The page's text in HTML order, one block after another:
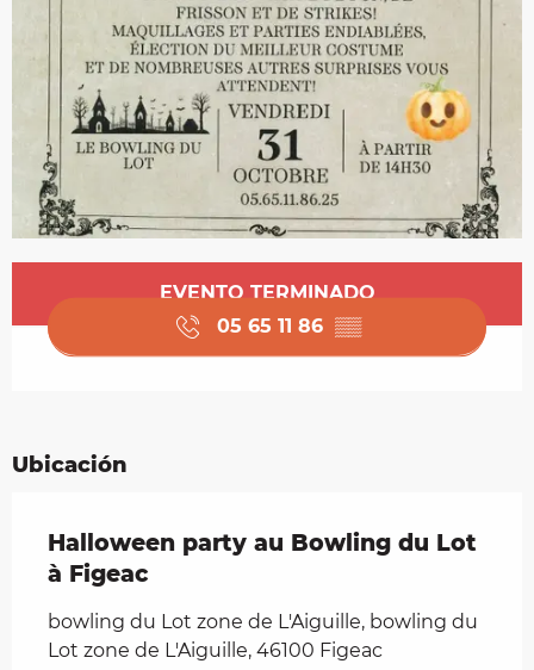
Horarios y datos de contacto
EVENTO TERMINADO
05 65 11 86 ▒▒
Ubicación
Halloween party au Bowling du Lot
à Figeac
bowling du Lot zone de L'Aiguille, bowling du
Lot zone de L'Aiguille, 46100 Figeac